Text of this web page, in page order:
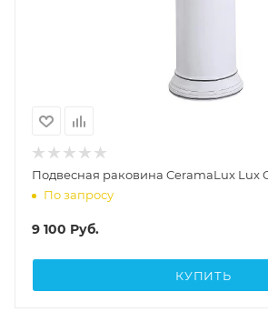
Подвесная раковина CeramaLux Lux
По запросу
9 100 Руб.
КУПИТЬ